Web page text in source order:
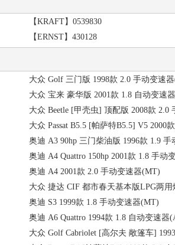
【沃尔沃】946035
【菲亚特,阿尔法.罗密欧,蓝旗亚,阿巴斯
【斯巴鲁】023708000
【奥迪,大众,斯柯达,西雅特,布加迪】
【奥迪,大众,斯柯达,西雅特,布加迪】
【奥迪,大众,斯柯达,西雅特,布加迪】
【奔驰,精灵,迈巴赫】A0009903250
【奔驰,精灵,迈巴赫】A1409900750
【KRAFT】0539830
【ERNST】430128
大众 Golf 三门版 1998款 2.0 手动变速
大众 宝来 豪华版 2001款 1.8 自动变速
大众 Beetle [甲壳虫] 顶配版 2008款 2.0
大众 Passat B5.5 [帕萨特B5.5] V5 2000
奥迪 A3 90hp 三门柴油版 1996款 1.9
奥迪 A4 Quattro 150hp 2001款 1.8 手动
奥迪 A4 2001款 2.0 手动变速器(MT)
大众 捷达 CIF 都市春天基本版LPG两
奥迪 S3 1999款 1.8 手动变速器(MT)
奥迪 A6 Quattro 1994款 1.8 自动变速器
大众 Golf Cabriolet [高尔夫 敞篷车]